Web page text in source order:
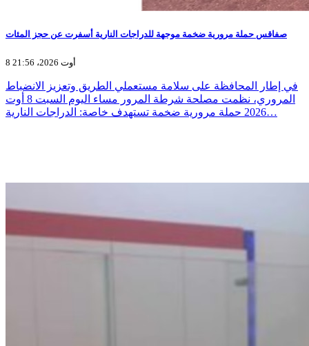
صفاقس حملة مرورية ضخمة موجهة للدراجات النارية أسفرت عن حجز المئات
8 أوت 2026، 21:56
في إطار المحافظة على سلامة مستعملي الطريق وتعزيز الانضباط
المروري، نظمت مصلحة شرطة المرور مساء اليوم السبت 8 أوت
2026 حملة مرورية ضخمة تستهدف خاصة: الدراجات النارية…